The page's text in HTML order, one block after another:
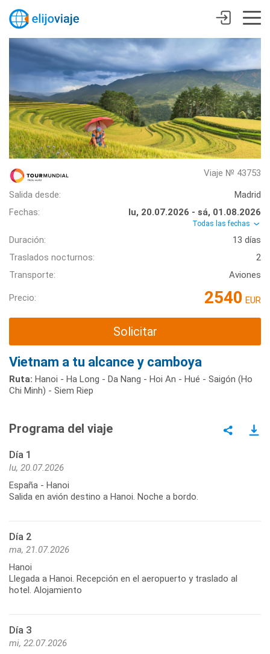
Viaje № 43753
Salida desde:
Madrid
Fechas:
lu, 20.07.2026 - sá, 01.08.2026
Todas las fechas
Duración:
13 días
Traslados nocturnos:
2
Transporte:
Aviones
Precio: 2540 EUR
Solicitar
Vietnam a tu alcance y camboya
Ruta: Hanoi - Ha Long - Da Nang - Hoi An - Hué - Saigón (Ho
Chi Minh) - Siem Riep
Programa del viaje
Día 1
lu, 20.07.2026
España - Hanoi
Salida en avión destino a Hanoi. Noche a bordo.
Día 2
ma, 21.07.2026
Hanoi
Llegada a Hanoi. Recepción en el aeropuerto y traslado al
hotel. Alojamiento
Día 3
mi, 22.07.2026